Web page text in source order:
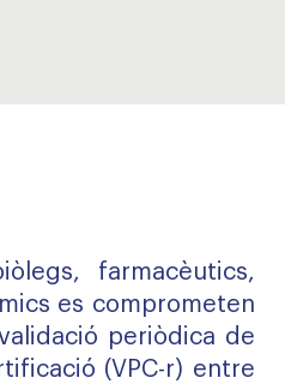
farmacèutics,
es comprometen
periòdica de
(VPC-r) entre